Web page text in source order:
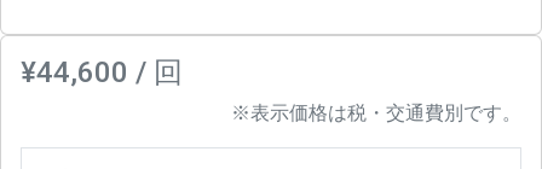
¥44,600 / 回
※表示価格は税・交通費別です。